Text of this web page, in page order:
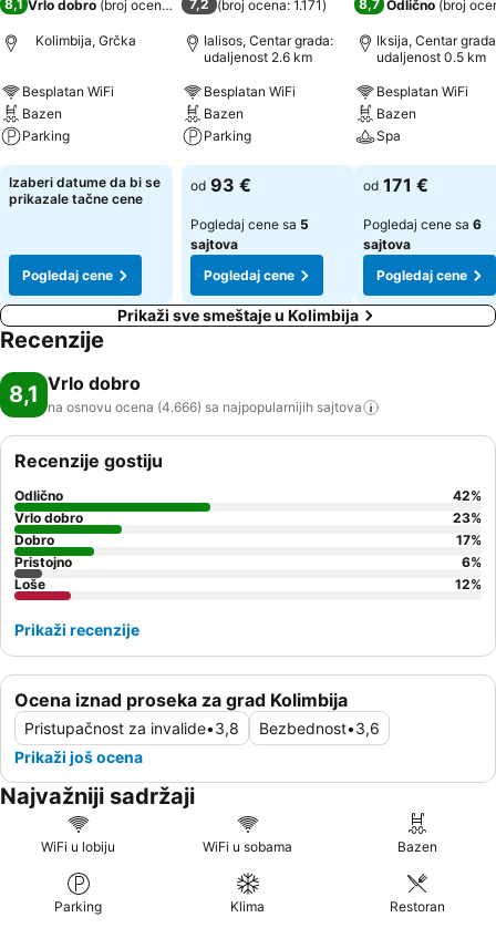
8,1 Vrlo dobro (broj ocena: 4.666 )
Kolimbija, Grčka
Besplatan WiFi
Bazen
Parking
Pogledaj cene
Izaberi datume da bi se
prikazale tačne cene
Pogledaj cene
7,2 (broj ocena: 1.171)
Ialisos, Centar grada:
udaljenost 2.6 km
Besplatan WiFi
Bazen
Parking
Pogledaj cene
od 93 €
Pogledaj cene sa 5
sajtova
Pogledaj cene
8,7 Odlično (broj
Iksija, Centar
udaljenost 0.5 km
Besplatan WiFi
Bazen
Spa
Pogledaj cene
od 171 €
Pogledaj cene sa 6
sajtova
Pogledaj cene
Prikaži sve smeštaje u Kolimbija
Recenzije
8,1 Vrlo dobro
na osnovu ocena (4.666) sa najpopularnijih sajtova
Ocena iznad proseka za grad Kolimbija
Pristupačnost za invalide•3,8 Bezbednost•3,6
Prikaži još ocena
Recenzije gostiju
Odlično 42%
Vrlo dobro
23%
Dobro
17%
Pristojno
6%
Loše
12%
Prikaži recenzije
Najvažniji sadržaji
WiFi u lobiju WiFi u sobama Bazen
Parking Klima Restoran